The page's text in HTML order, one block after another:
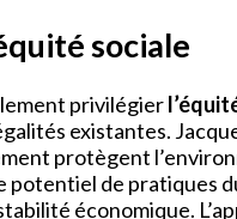
sociale
privilégier
existantes.
protègent
potentiel de pratiques
économique.